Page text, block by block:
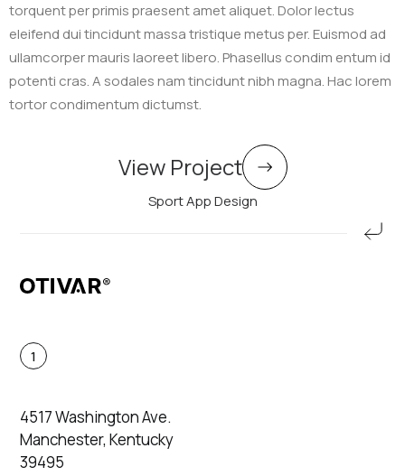
torquent per primis praesent amet aliquet. Dolor lectus
eleifend dui tincidunt massa tristique metus per. Euismod ad
ullamcorper mauris laoreet libero. Phasellus condim entum id
potenti cras. A sodales nam tincidunt nibh magna. Hac lorem
tortor condimentum dictumst.
View Project
Sport App Design
1
4517 Washington Ave.
Manchester, Kentucky
39495